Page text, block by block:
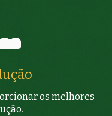
os melhores